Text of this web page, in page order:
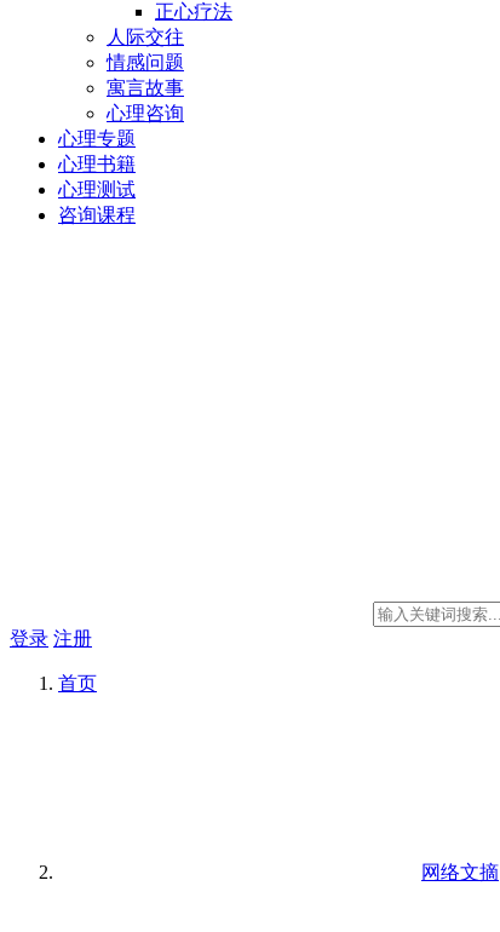
正心疗法
人际交往
情感问题
寓言故事
心理咨询
心理专题
心理书籍
心理测试
咨询课程
登录 注册
首页
网络文摘